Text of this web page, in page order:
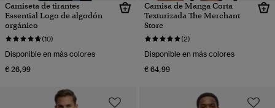
Camiseta de tirantes
Essential Logo de algodón
orgánico
(10)
Disponible en más colores
€ 26,99
Camisa de Manga Corta
Texturizada The Merchant
Store
(2)
Disponible en más colores
€ 64,99